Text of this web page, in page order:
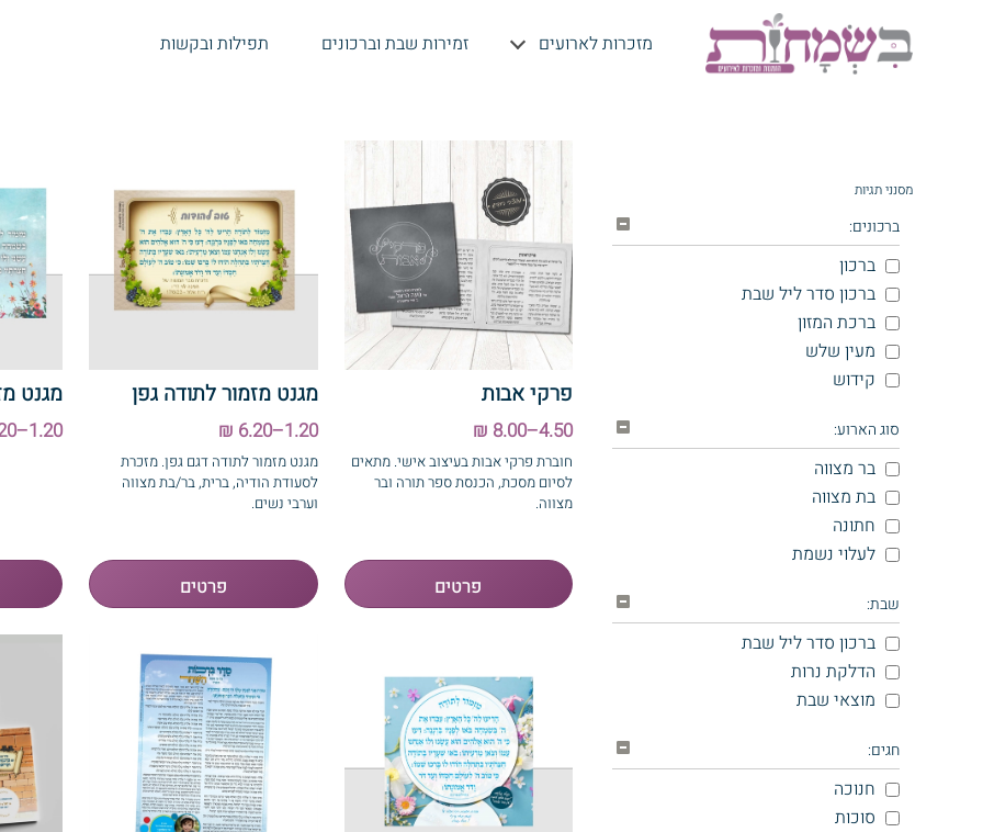
מזכרות לארועים זמירות שבת וברכונים תפילות ובקשות
מסנני תגיות
ברכונים:
ברכון
ברכון סדר ליל שבת
ברכת המזון
מעין שלש
קידוש
סוג הארוע:
בר מצווה
בת מצווה
חתונה
לעלוי נשמת
שבת:
ברכון סדר ליל שבת
הדלקת נרות
מוצאי שבת
חגים:
חנוכה
סוכות
מגנטים וברכונים עם תפילות ובקשות
עיצוב אישי עם הקדשה ולוגו לכל אירוע · מינימום 50 יחידות · משלוח לכל הארץ
פרקי אבות
4.50–8.00 ₪
חוברת פרקי אבות בעיצוב אישי. מתאים
לסיום מסכת, הכנסת ספר תורה ובר
מצווה.
מגנט מזמור לתודה גפן
1.20–6.20 ₪
מגנט מזמור לתודה דגם גפן. מזכרת
לסעודת הודיה, ברית, בר/בת מצווה
וערבי נשים.
מגנט
1.20–6.20 ₪